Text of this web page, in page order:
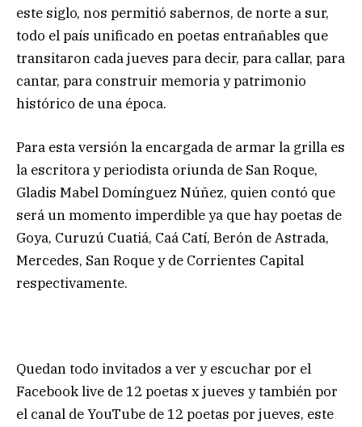
este siglo, nos permitió sabernos, de norte a sur,
todo el país unificado en poetas entrañables que
transitaron cada jueves para decir, para callar, para
cantar, para construir memoria y patrimonio
histórico de una época.
Para esta versión la encargada de armar la grilla es
la escritora y periodista oriunda de San Roque,
Gladis Mabel Domínguez Núñez, quien contó que
será un momento imperdible ya que hay poetas de
Goya, Curuzú Cuatiá, Caá Catí, Berón de Astrada,
Mercedes, San Roque y de Corrientes Capital
respectivamente.
Quedan todo invitados a ver y escuchar por el
Facebook live de 12 poetas x jueves y también por
el canal de YouTube de 12 poetas por jueves, este